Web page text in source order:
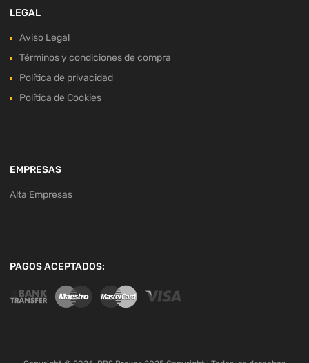
LEGAL
Aviso Legal
Términos y condiciones de compra
Política de privacidad
Política de Cookies
EMPRESAS
Alta Empresas
PAGOS ACEPTADOS: